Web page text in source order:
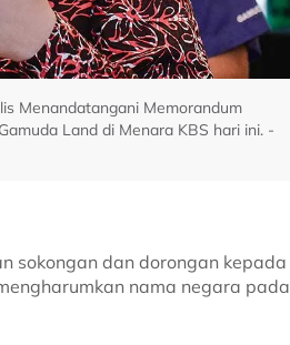
Menandatangani Memorandum
Land di Menara KBS hari ini. -
sokongan dan dorongan kepada
nama negara pada